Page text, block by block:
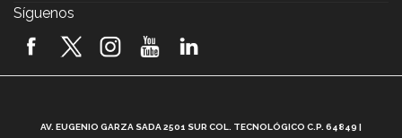
2026! (video)
Síguenos
AV. EUGENIO GARZA SADA 2501 SUR COL. TECNOLÓGICO C.P. 64849 |